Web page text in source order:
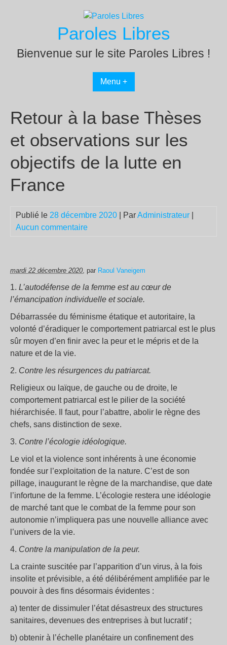
Paroles Libres
Bienvenue sur le site Paroles Libres !
Menu +
Retour à la base Thèses
et observations sur les
objectifs de la lutte en
France
Publié le 28 décembre 2020 | ParAdministrateur
Aucun commentaire
mardi 22 décembre 2020, par Raoul Vaneigem
1. L’autodéfense de la femme est au cœur de
l’émancipation individuelle et sociale.
Débarrassée du féminisme étatique et autoritaire, la
volonté d’éradiquer le comportement patriarcal est le plus
sûr moyen d’en finir avec la peur et le mépris et de la
nature et de la vie.
2. Contre les résurgences du patriarcat.
Religieux ou laïque, de gauche ou de droite, le
comportement patriarcal est le pilier de la société
hiérarchisée. Il faut, pour l’abattre, abolir le règne des
chefs, sans distinction de sexe.
3. Contre l’écologie idéologique.
Le viol et la violence sont inhérents à une économie
fondée sur l’exploitation de la nature. C’est de son
pillage, inaugurant le règne de la marchandise, que date
l’infortune de la femme. L’écologie restera une idéologie
de marché tant que le combat de la femme pour son
autonomie n’impliquera pas une nouvelle alliance avec
l’univers de la vie.
4. Contre la manipulation de la peur.
La crainte suscitée par l’apparition d’un virus, à la fois
insolite et prévisible, a été délibérément amplifiée par le
pouvoir à des fins désormais évidentes :
a) tenter de dissimuler l’état désastreux des structures
sanitaires, devenues des entreprises à but lucratif ;
b) obtenir à l’échelle planétaire un confinement des